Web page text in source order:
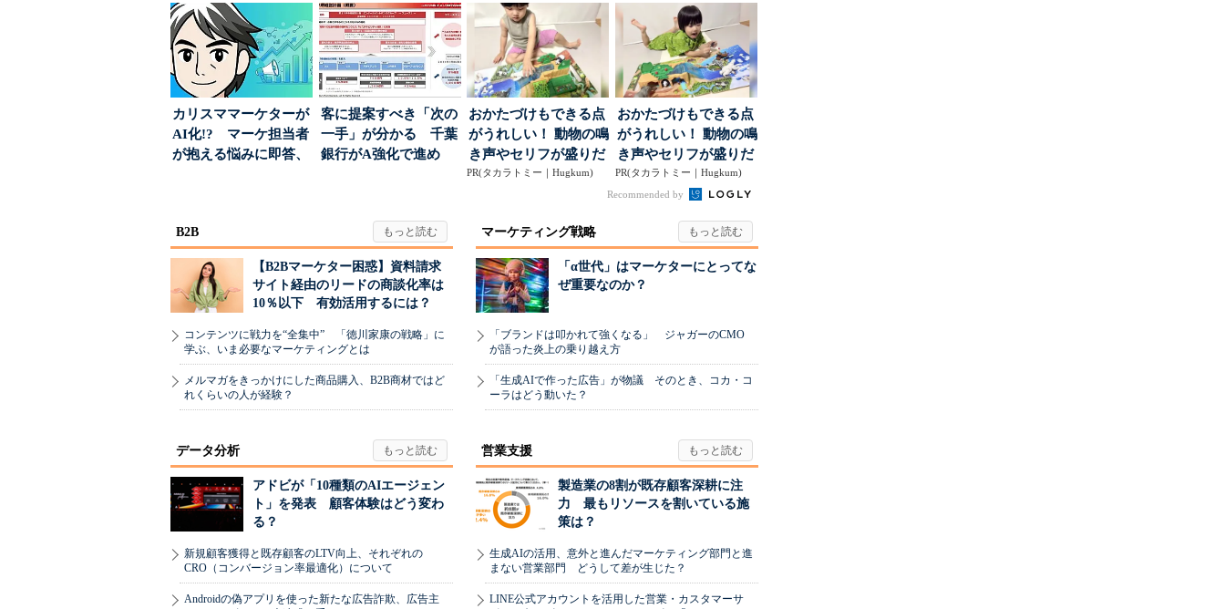
カリスママーケターが
AI化!? マーケ担当者
が抱える悩みに即答、
客に提案すべき「次の
一手」が分かる 千葉
銀行がA強化で進め
おかたづけもできる点
がうれしい！ 動物の鳴
き声やセリフが盛りだ
くさんの「アニア ...
PR(タカラトミー｜Hugkum)
おかたづけもできる点
がうれしい！ 動物の鳴
き声やセリフが盛りだ
くさんの「アニア ...
PR(タカラトミー｜Hugkum)
Recommended by
B2B
【B2Bマーケター困惑】資料請求
サイト経由のリードの商談化率は
10％以下 有効活用するには？
コンテンツに戦力を“全集中” 「徳川家康の戦略」に
学ぶ、いま必要なマーケティングとは
メルマガをきっかけにした商品購入、B2B商材ではど
れくらいの人が経験？
マーケティング戦略
「α世代」はマーケターにとってな
ぜ重要なのか？
「ブランドは叩かれて強くなる」 ジャガーのCMO
が語った炎上の乗り越え方
「生成AIで作った広告」が物議 そのとき、コカ・コ
ーラはどう動いた？
データ分析
アドビが「10種類のAIエージェン
ト」を発表 顧客体験はどう変わ
る？
新規顧客獲得と既存顧客のLTV向上、それぞれの
CRO（コンバージョン率最適化）について
Androidの偽アプリを使った新たな広告詐欺、広告主
営業支援
製造業の8割が既存顧客深耕に注
力 最もリソースを割いている施
策は？
生成AIの活用、意外と進んだマーケティング部門と進
まない営業部門 どうして差が生じた？
LINE公式アカウントを活用した営業・カスタマーサ